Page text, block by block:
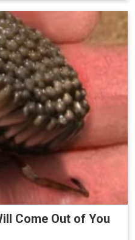
Come Out of You